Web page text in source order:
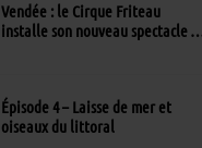
Vendée : le Cirque Friteau
installe son nouveau spectacle à
Épisode 4 – Laisse de mer et
oiseaux du littoral